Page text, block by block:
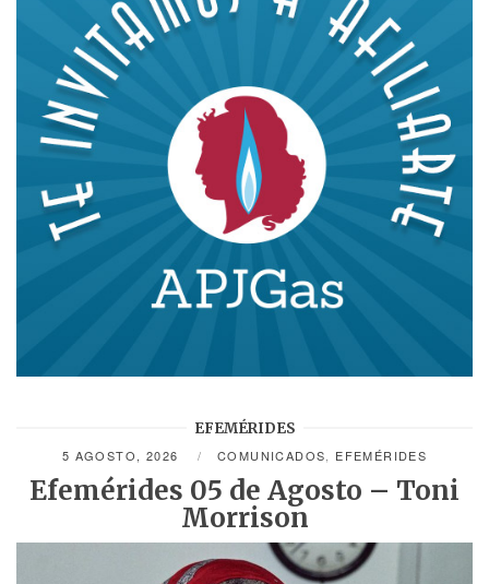
EFEMÉRIDES
5 AGOSTO, 2026 COMUNICADOS EFEMÉRIDES
Efemérides 05 de Agosto – Toni
Morrison